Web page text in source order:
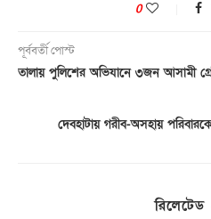
0
পূর্ববর্তী পোস্ট
তালায় পুলিশের অভিযানে ৩জন আসামী
দেবহাটায় গরীব-অসহায়